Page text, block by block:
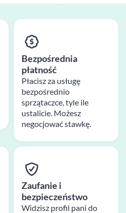
Bezpośrednia
płatność
Płacisz za usługę
bezpośrednio
sprzątaczce, tyle ile
ustalicie. Możesz
negocjować stawkę.
Zaufanie i
bezpieczeństwo
Widzisz profil pani do